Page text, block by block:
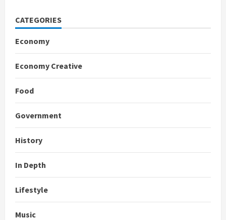
CATEGORIES
Economy
Economy Creative
Food
Government
History
In Depth
Lifestyle
Music